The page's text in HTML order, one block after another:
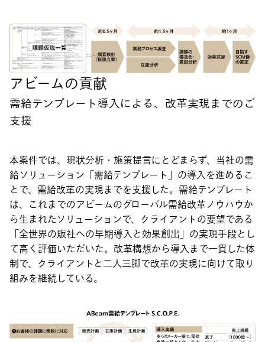
アビームの貢献
需給テンプレート導入による、改革実現までのご
支援
本案件では、現状分析・施策提言にとどまらず、当社の需
給ソリューション「需給テンプレート」の導入を進めるこ
とで、需給改革の実現までを支援した。需給テンプレート
は、これまでのアビームのグローバル需給改革ノウハウか
ら生まれたソリューションで、クライアントの要望である
「全世界の販社への早期導入と効果創出」の実現手段とし
て高く評価いただいた。改革構想から導入まで一貫した体
制で、クライアントと二人三脚で改革の実現に向けて取り
組みを継続している。